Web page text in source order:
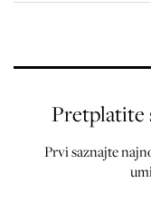
Pretplatite
Prvi saznajte